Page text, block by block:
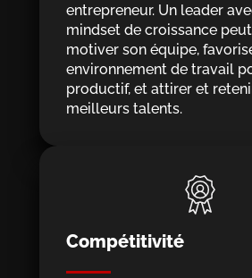
entrepreneur. Un leader
mindset de croissance
motiver son équipe,
environnement de travail
productif, et attirer et
meilleurs talents.
Compétitivité